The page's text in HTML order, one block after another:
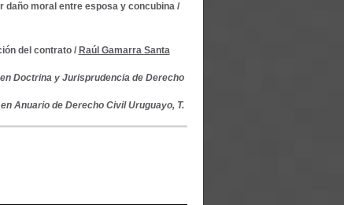
daño moral entre esposa y concubina/
del contrato/ Raúl Gamarra Santa
en Doctrina y Jurisprudencia de Derecho
en Anuario de Derecho Civil Uruguayo, T.